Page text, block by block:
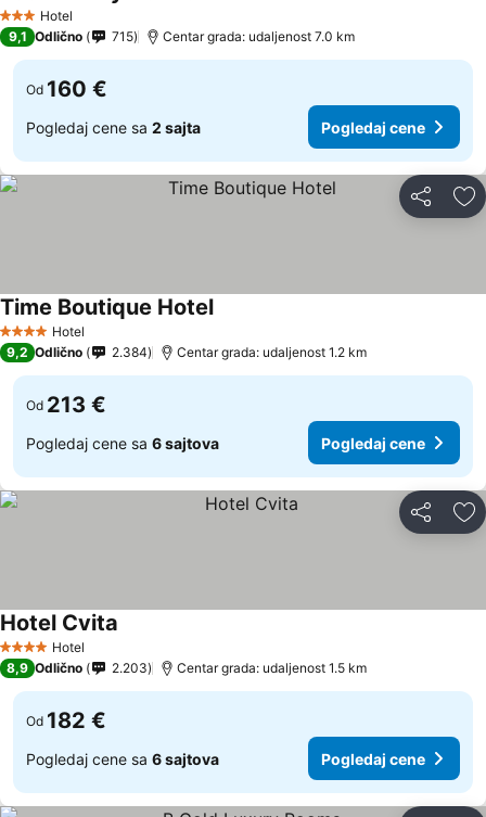
3 Zvezdice
Hotel
9,1 Odlično 715 Centar grada: udaljenost 7.0 km
Od 160 €
Pogledaj cene sa 2 sajta Pogledaj cene
Deli
4 ZvezdiceHotel
Time Boutique HotelPogledaj cene
9,2 Odlično 2.384 Centar grada: udaljenost 1.2 km
Od 213 €
Pogledaj cene sa 6 sajtova Pogledaj cene
Deli
4 ZvezdiceHotel
Hotel Cvita
8,9 Odlično 2.203 Centar grada: udaljenost 1.5 km
Od 182 €
Pogledaj cene sa 6 sajtova Pogledaj cene